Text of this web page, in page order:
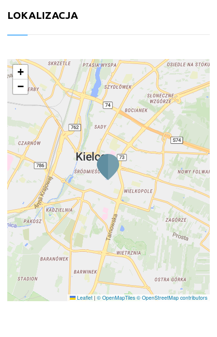
LOKALIZACJA
+
−
Leaflet | © OpenMapTiles © OpenStreetMap contributors